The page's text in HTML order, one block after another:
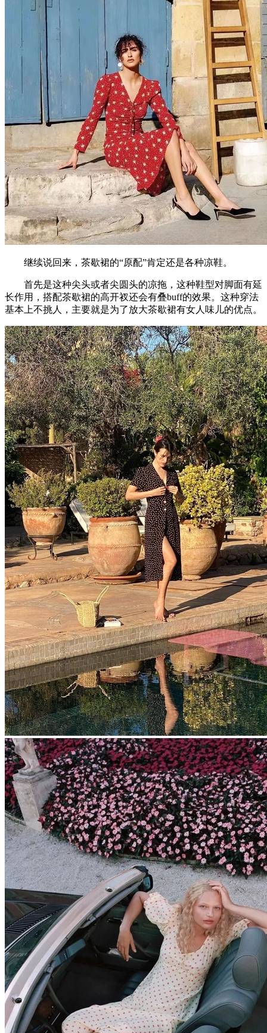
继续说回来，茶歇裙的“原配”肯定还是各种凉鞋。
首先是这种尖头或者尖圆头的凉拖，这种鞋型对脚面有延
长作用，搭配茶歇裙的高开衩还会有叠buff的效果。这种穿法
基本上不挑人，主要就是为了放大茶歇裙有女人味儿的优点。